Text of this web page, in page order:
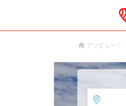
アソビュー！